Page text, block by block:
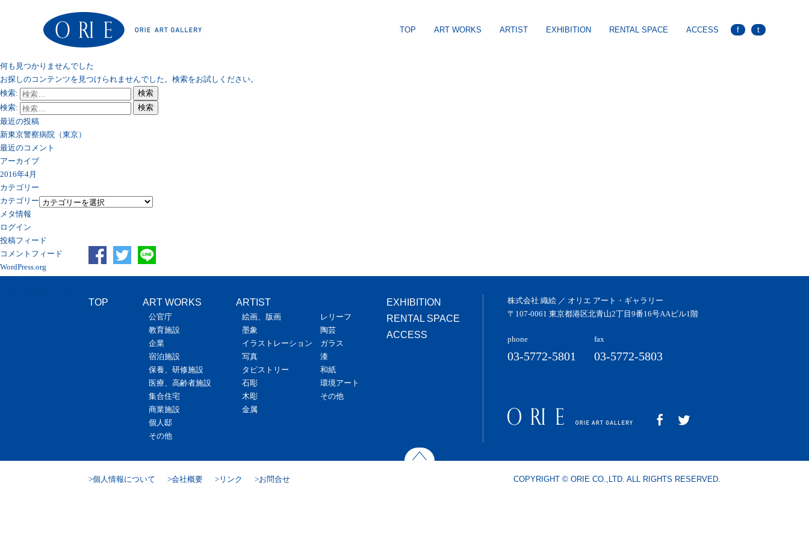
TOP ART WORKS ARTIST EXHIBITION RENTAL SPACE ACCESS f t
何も見つかりませんでした
お探しのコンテンツを見つけられませんでした。検索をお試しください。
検索:
検索
検索:
検索
最近の投稿
新東京警察病院（東京）
最近のコメント
アーカイブ
2016年4月
カテゴリー
カテゴリー
メタ情報
ログイン
投稿フィード
コメントフィード
WordPress.org
TOP ART WORKS
公官庁
教育施設
企業
宿泊施設
保養、研修施設
医療、高齢者施設
集合住宅
商業施設
個人邸
その他
ARTIST
絵画、版画
墨象
イラストレーション
写真
タピストリー
石彫
木彫
金属
レリーフ
陶芸
ガラス
漆
和紙
環境アート
その他
EXHIBITION
RENTAL SPACE
ACCESS
株式会社 織絵 ／ オリエ アート・ギャラリー
〒107-0061 東京都港区北青山2丁目9番16号AAビル1階
phone
03-5772-5801
fax
03-5772-5803
個人情報について 会社概要 リンク お問合せ COPYRIGHT © ORIE CO.,LTD. ALL RIGHTS RESERVED.